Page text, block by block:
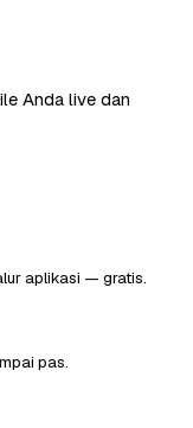
Anda live dan
aplikasi — gratis.
pas.